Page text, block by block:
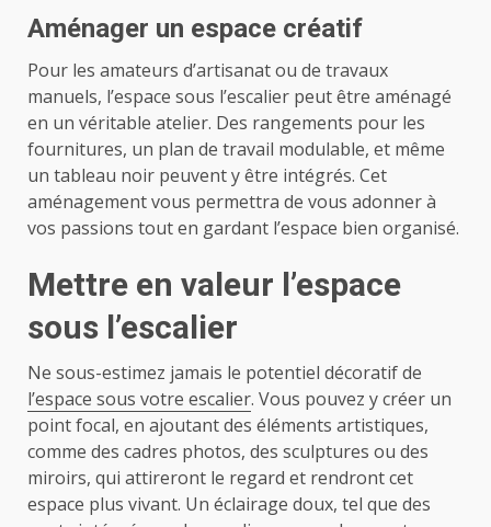
Aménager un espace créatif
Pour les amateurs d’artisanat ou de travaux
manuels, l’espace sous l’escalier peut être aménagé
en un véritable atelier. Des rangements pour les
fournitures, un plan de travail modulable, et même
un tableau noir peuvent y être intégrés. Cet
aménagement vous permettra de vous adonner à
vos passions tout en gardant l’espace bien organisé.
Mettre en valeur l’espace
sous l’escalier
Ne sous-estimez jamais le potentiel décoratif de
l’espace sous votre escalier. Vous pouvez y créer un
point focal, en ajoutant des éléments artistiques,
comme des cadres photos, des sculptures ou des
miroirs, qui attireront le regard et rendront cet
espace plus vivant. Un éclairage doux, tel que des